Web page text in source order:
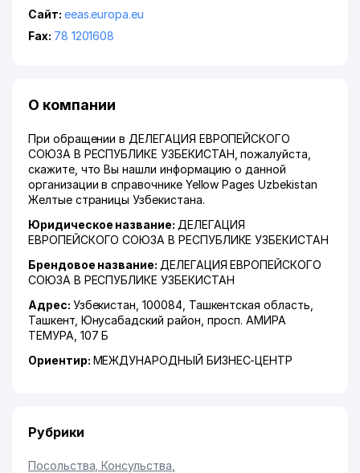
Сайт: eeas.europa.eu
Fax: 78 1201608
О компании
При обращении в ДЕЛЕГАЦИЯ ЕВРОПЕЙСКОГО
СОЮЗА В РЕСПУБЛИКЕ УЗБЕКИСТАН, пожалуйста,
скажите, что Вы нашли информацию о данной
организации в справочнике Yellow Pages Uzbekistan
Желтые страницы Узбекистана.
Юридическое название: ДЕЛЕГАЦИЯ
ЕВРОПЕЙСКОГО СОЮЗА В РЕСПУБЛИКЕ УЗБЕКИСТАН
Брендовое название: ДЕЛЕГАЦИЯ ЕВРОПЕЙСКОГО
СОЮЗА В РЕСПУБЛИКЕ УЗБЕКИСТАН
Адрес: Узбекистан, 100084, Ташкентская область
Ташкент, Юнусабадский район просп. АМИРА
ТЕМУРА , 107 Б
Ориентир: МЕЖДУНАРОДНЫЙ БИЗНЕС-ЦЕНТР
Рубрики
Посольства, Консульства